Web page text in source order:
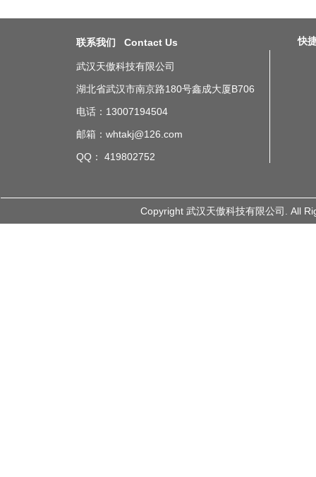
联系我们 Contact Us
武汉天傲科技有限公司
湖北省武汉市南京路180号鑫成大厦B706
电话：13007194504
邮箱：whtakj@126.com
QQ： 419802752
快
Copyright 武汉天傲科技有限公司. All